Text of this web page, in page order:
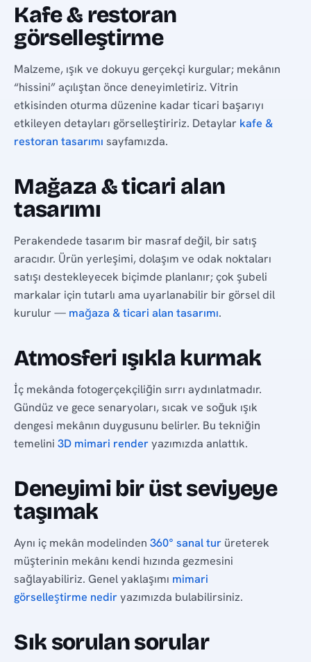
Kafe & restoran
görselleştirme
Malzeme, ışık ve dokuyu gerçekçi kurgular; mekânın
“hissini” açılıştan önce deneyimletiriz. Vitrin
etkisinden oturma düzenine kadar ticari başarıyı
etkileyen detayları görselleştiririz. Detaylar kafe &
restoran tasarımı sayfamızda.
Mağaza & ticari alan
tasarımı
Perakendede tasarım bir masraf değil, bir satış
aracıdır. Ürün yerleşimi, dolaşım ve odak noktaları
satışı destekleyecek biçimde planlanır; çok şubeli
markalar için tutarlı ama uyarlanabilir bir görsel dil
kurulur — mağaza & ticari alan tasarımı.
Atmosferi ışıkla kurmak
İç mekânda fotogerçekçiliğin sırrı aydınlatmadır.
Gündüz ve gece senaryoları, sıcak ve soğuk ışık
dengesi mekânın duygusunu belirler. Bu tekniğin
temelini3D mimari renderyazımızda anlattık.
Deneyimi bir üst seviyeye
taşımak
Aynı iç mekân modelinden360° sanal tur üreterek
müşterinin mekânı kendi hızında gezmesini
sağlayabiliriz. Genel yaklaşımı mimari
görselleştirme nediryazımızda bulabilirsiniz.
Sık sorulan sorular